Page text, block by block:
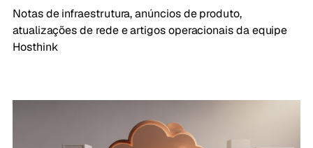
Notas de infraestrutura, anúncios de produto,
atualizações de rede e artigos operacionais da equipe
Hosthink